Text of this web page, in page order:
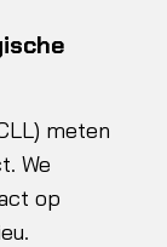
meten
We
op